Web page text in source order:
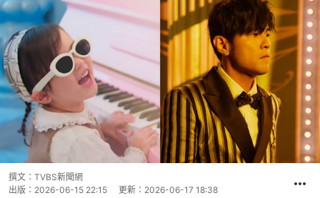
撰文： TVBS新聞網
出版： 2026-06-15 22:15 更新： 2026-06-17 18:38